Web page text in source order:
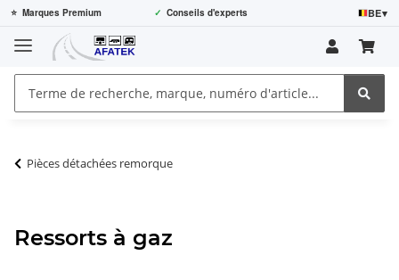
⭐ Marques Premium ✓ Conseils d'experts BE▾
Pièces détachées remorque
Ressorts à gaz